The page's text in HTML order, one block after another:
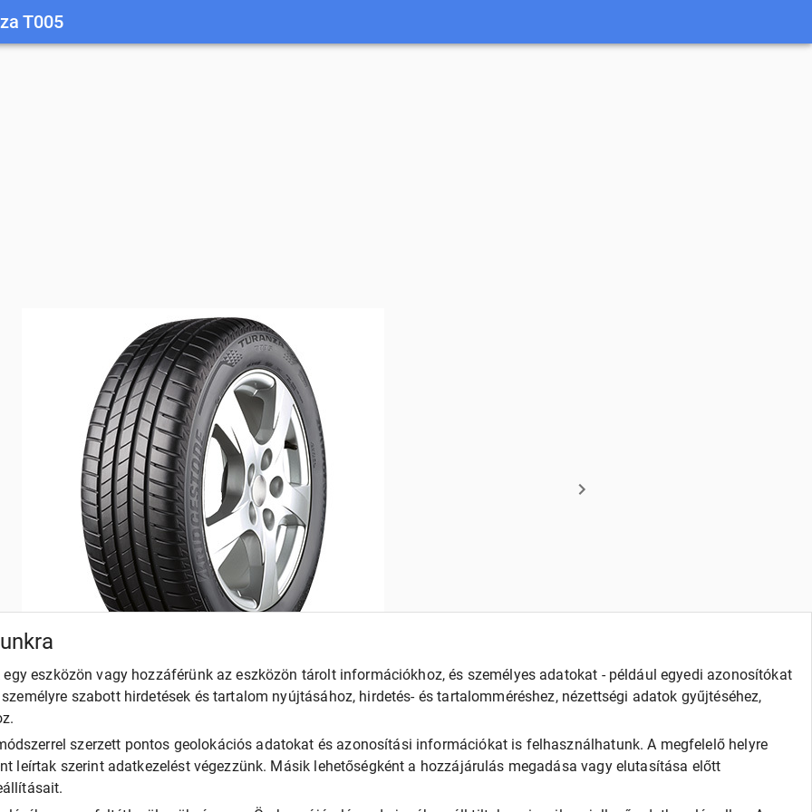
T005
eszközön vagy hozzáférünk az eszközön tárolt információkhoz, és személyes adatokat - például egyedi azonosítókat
szabott hirdetések és tartalom nyújtásához, hirdetés- és tartalomméréshez, nézettségi adatok gyűjtéséhez,
szerzett pontos geolokációs adatokat és azonosítási információkat is felhasználhatunk. A megfelelő helyre
leírtak szerint adatkezelést végezzünk. Másik lehetőségként a hozzájárulás megadása vagy elutasítása előtt